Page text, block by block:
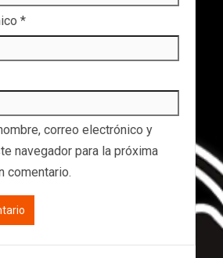
*
correo electrónico y
navegador para la próxima
comentario.